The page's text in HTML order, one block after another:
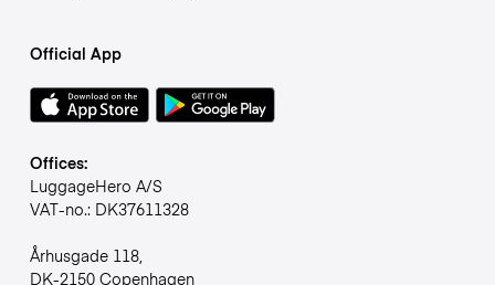
Official App
Offices:
LuggageHero A/S
VAT-no.: DK37611328
Århusgade 118,
DK-2150 Copenhagen